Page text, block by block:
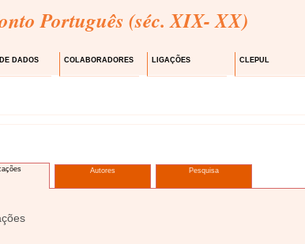
Português (séc. XIX- XX)
DADOS COLABORADORES LIGAÇÕES CLEPUL
Autores Pesquisa